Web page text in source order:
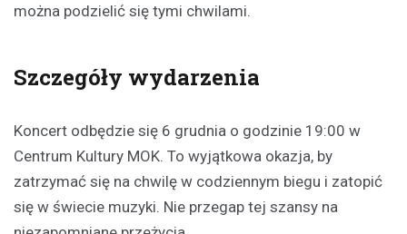
można podzielić się tymi chwilami.
Szczegóły wydarzenia
Koncert odbędzie się 6 grudnia o godzinie 19:00 w
Centrum Kultury MOK. To wyjątkowa okazja, by
zatrzymać się na chwilę w codziennym biegu i zatopić
się w świecie muzyki. Nie przegap tej szansy na